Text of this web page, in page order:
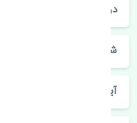
در چه مدت محصول
شیوه های حمل و خریداری
آیا می‌توان محصول